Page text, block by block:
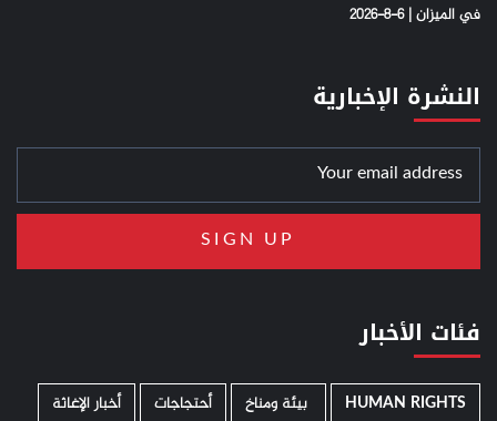
في الميزان | 6-8-2026
النشرة الإخبارية
فئات الأخبار
HUMAN RIGHTS ­ بيئة ومناخ أحتجاجات
أخبار الإغاثة